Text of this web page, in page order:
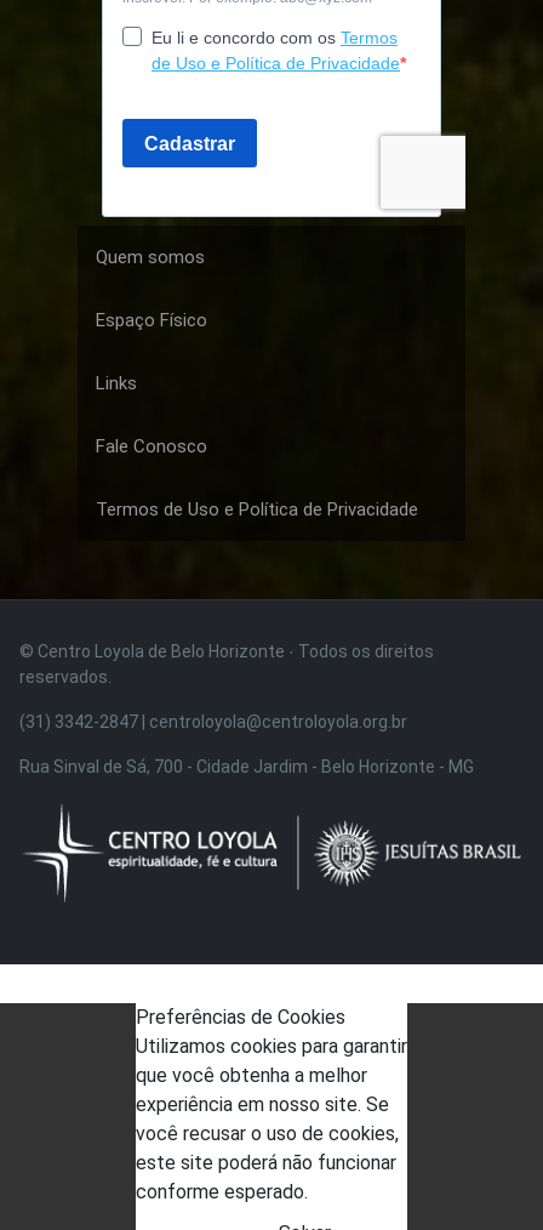
Quem somos
Espaço Físico
Links
Fale Conosco
Termos de Uso e Política de Privacidade
© Centro Loyola de Belo Horizonte · Todos os direitos
reservados.
(31) 3342-2847 | centroloyola@centroloyola.org.br
Rua Sinval de Sá, 700 - Cidade Jardim - Belo Horizonte - MG
Preferências de Cookies
Utilizamos cookies para garantir
que você obtenha a melhor
experiência em nosso site. Se
você recusar o uso de cookies,
este site poderá não funcionar
conforme esperado.